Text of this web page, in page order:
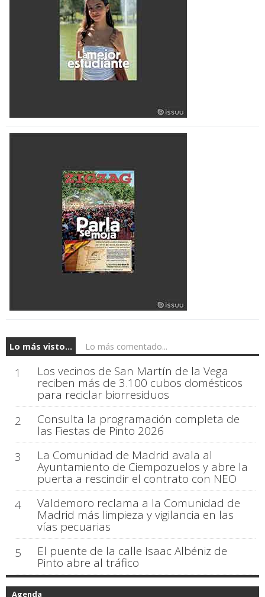
Lo más visto... Lo más comentado...
1 Los vecinos de San Martín de la Vega
reciben más de 3.100 cubos domésticos
para reciclar biorresiduos
2
Consulta la programación completa de
las Fiestas de Pinto 2026
3
La Comunidad de Madrid avala al
Ayuntamiento de Ciempozuelos y abre la
puerta a rescindir el contrato con NEO
4
Valdemoro reclama a la Comunidad de
Madrid más limpieza y vigilancia en las
vías pecuarias
5
El puente de la calle Isaac Albéniz de
Pinto abre al tráfico
Agenda